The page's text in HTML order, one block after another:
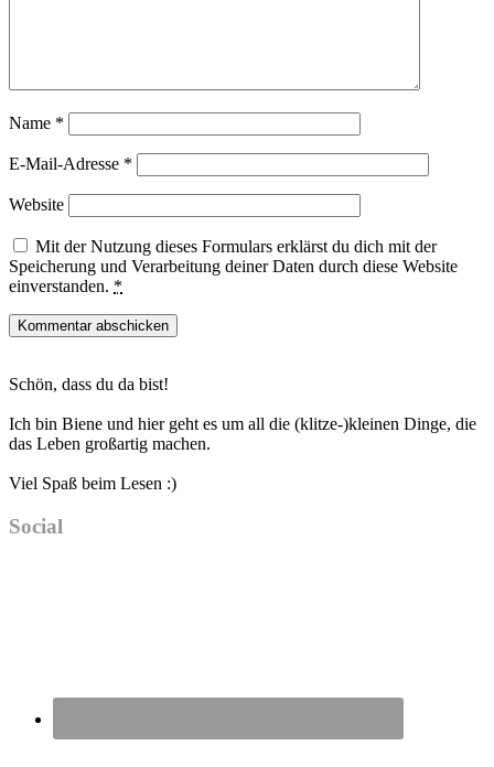
Name *
E-Mail-Adresse *
Website
Mit der Nutzung dieses Formulars erklärst du dich mit der
Speicherung und Verarbeitung deiner Daten durch diese Website
einverstanden. *
Sidebar
Schön, dass du da bist!
Ich bin Biene und hier geht es um all die (klitze-)kleinen Dinge, die
das Leben großartig machen.
Viel Spaß beim Lesen :)
Social